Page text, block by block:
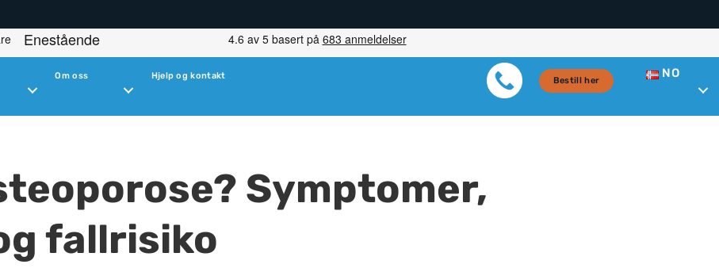
Om oss Hjelp og kontakt
Bestill her
NO
Symptomer,
fallrisiko